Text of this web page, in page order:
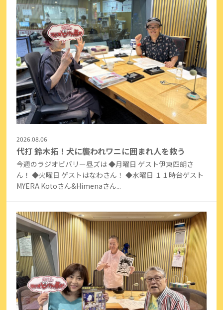
2026.08.06
代打 鈴木拓！犬に襲われワニに囲まれ人を救う
今週のラジオビバリー昼ズは ◆月曜日 ゲスト伊東四朗さ
ん！ ◆火曜日 ゲストはなわさん！ ◆水曜日 １１時台ゲスト
MYERA Kotoさん&Himenaさん...